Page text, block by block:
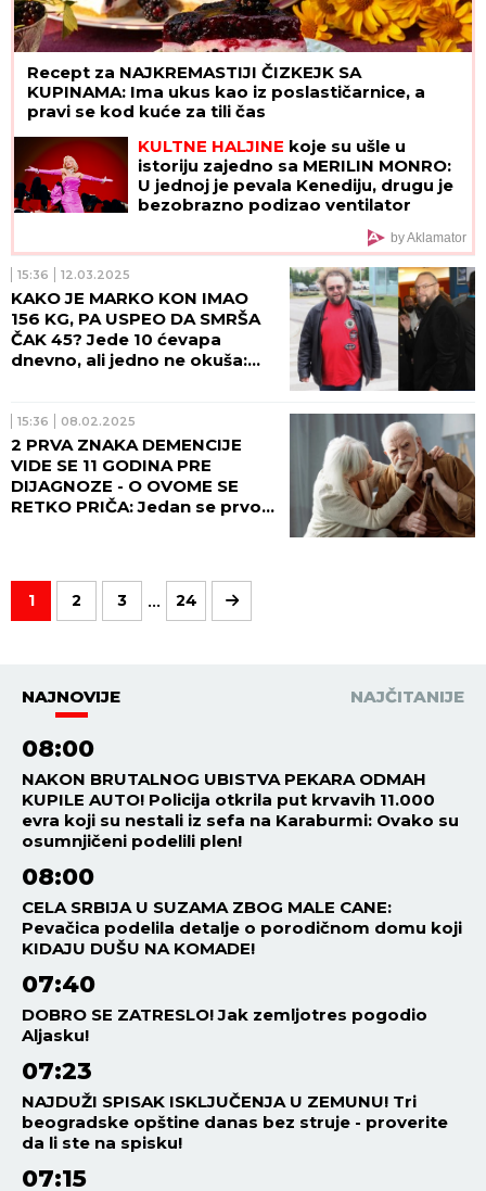
KULTNE HALJINEkoje su ušle u
istoriju zajedno sa MERILIN MONRO:
U jednoj je pevala Kenediju, drugu je
bezobrazno podizao ventilator
metroa, a trećoj se GUBI SVAKI TRAG
15:36 12.03.2025
KAKO JE MARKO KON IMAO
156 KG, PA USPEO DA SMRŠA
dnevno, ali jedno ne okuša:
Kada je shvatio da je oboleo
od ovog stanja, život mu se
promenio!
15:36 08.02.2025
2 PRVA ZNAKA DEMENCIJE
VIDE SE 11 GODINA PRE
primeti u kuhinji, ljudi
zanemeli da im je sve vreme
bilo pred očima!
1 2 3 ... 24
NAJNOVIJE
KUPILE AUTO! Policija otkrila put krvavih 11.000
evra koji su nestali iz sefa na Karaburmi: Ovako su
08:00
CELA SRBIJA U SUZAMA ZBOG MALE CANE:
Pevačica podelila detalje o porodičnom domu koji
KIDAJU DUŠU NA KOMADE!
07:40
DOBRO SE ZATRESLO! Jak zemljotres pogodio
Aljasku!
07:23
NAJDUŽI SPISAK ISKLJUČENJA U ZEMUNU! Tri
beogradske opštine danas bez struje - proverite
da li ste na spisku!
07:15
DRUGARI SE POSLE PIĆA IZBOLI NOŽEVIMA! Jedan
pronađen mrtav u kući, drugi tada teško
povređen: "Čuo sam viku, dečko je ležao U LOKVI